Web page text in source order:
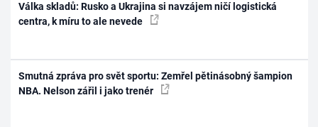
Válka skladů: Rusko a Ukrajina si navzájem ničí logistická
centra, k míru to ale nevede
Smutná zpráva pro svět sportu: Zemřel pětinásobný šampion
NBA. Nelson zářil i jako trenér